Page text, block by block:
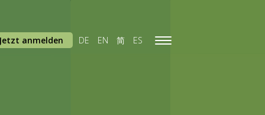
Toggle
anmelden DE EN 简 ES